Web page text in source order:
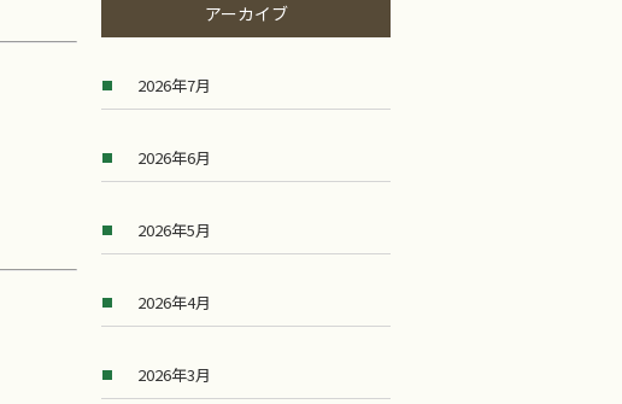
アーカイブ
2026年7月
2026年6月
2026年5月
2026年4月
2026年3月